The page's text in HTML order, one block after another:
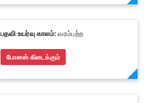
பதவி உயர்வு காலம்:வரம்பற்ற
போனஸ் கிடைக்கும்